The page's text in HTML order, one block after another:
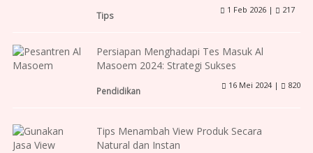
Tips
1 Feb 2026 | 217
Persiapan Menghadapi Tes Masuk Al
Masoem 2024: Strategi Sukses
Pendidikan
16 Mei 2024 | 820
Tips Menambah View Produk Secara
Natural dan Instan